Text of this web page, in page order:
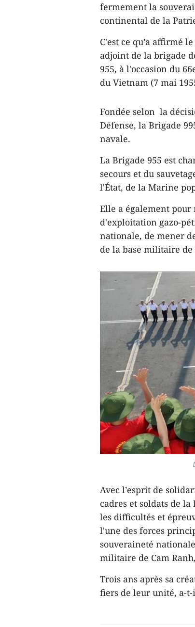
fermement la
continental de la
C'est ce qu’a affirmé
adjoint de la brigade
955, à l'occasion du
du Vietnam (7 mai
Fondée selon la
Défense, la Brigade
navale.
La Brigade 955 est
secours et du
l'État, de la Marine
Elle a également
d'exploitation gazo-
nationale, de mener
de la base militaire de
Avec l’esprit de
cadres et soldats de
les difficultés et
l'une des forces
souveraineté
militaire de Cam
Trois ans après sa
fiers de leur unité, a-